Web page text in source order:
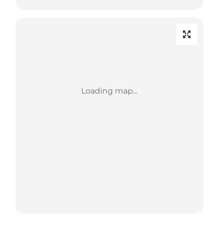
Loading map...